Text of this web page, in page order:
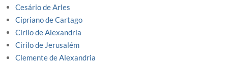
Cesário de Arles
Cipriano de Cartago
Cirilo de Alexandria
Cirilo de Jerusalém
Clemente de Alexandria